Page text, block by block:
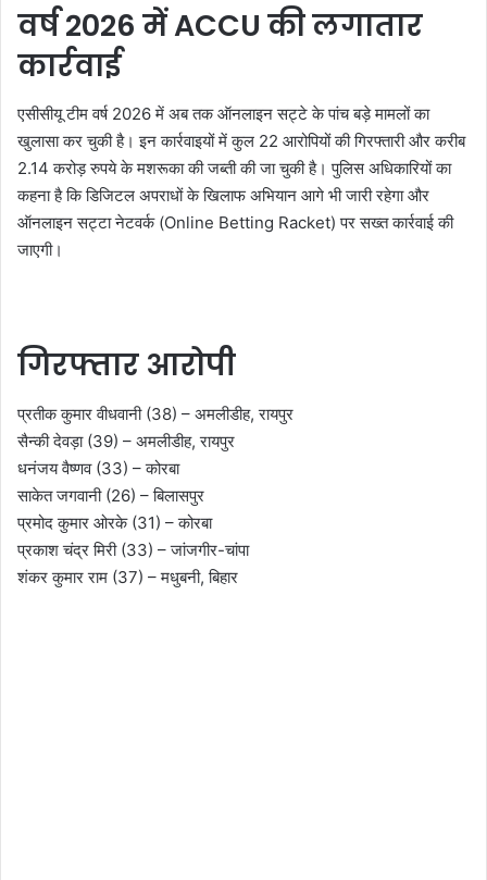
वर्ष 2026 में ACCU की लगातार
कार्रवाई
एसीसीयू टीम वर्ष 2026 में अब तक ऑनलाइन सट्टे के पांच बड़े मामलों का
खुलासा कर चुकी है। इन कार्रवाइयों में कुल 22 आरोपियों की गिरफ्तारी और करीब
2.14 करोड़ रुपये के मशरूका की जब्ती की जा चुकी है। पुलिस अधिकारियों का
कहना है कि डिजिटल अपराधों के खिलाफ अभियान आगे भी जारी रहेगा और
ऑनलाइन सट्टा नेटवर्क (Online Betting Racket) पर सख्त कार्रवाई की
जाएगी।
गिरफ्तार आरोपी
प्रतीक कुमार वीधवानी (38) – अमलीडीह, रायपुर
सैन्की देवड़ा (39) – अमलीडीह, रायपुर
धनंजय वैष्णव (33) – कोरबा
साकेत जगवानी (26) – बिलासपुर
प्रमोद कुमार ओरके (31) – कोरबा
प्रकाश चंद्र मिरी (33) – जांजगीर-चांपा
शंकर कुमार राम (37) – मधुबनी, बिहार